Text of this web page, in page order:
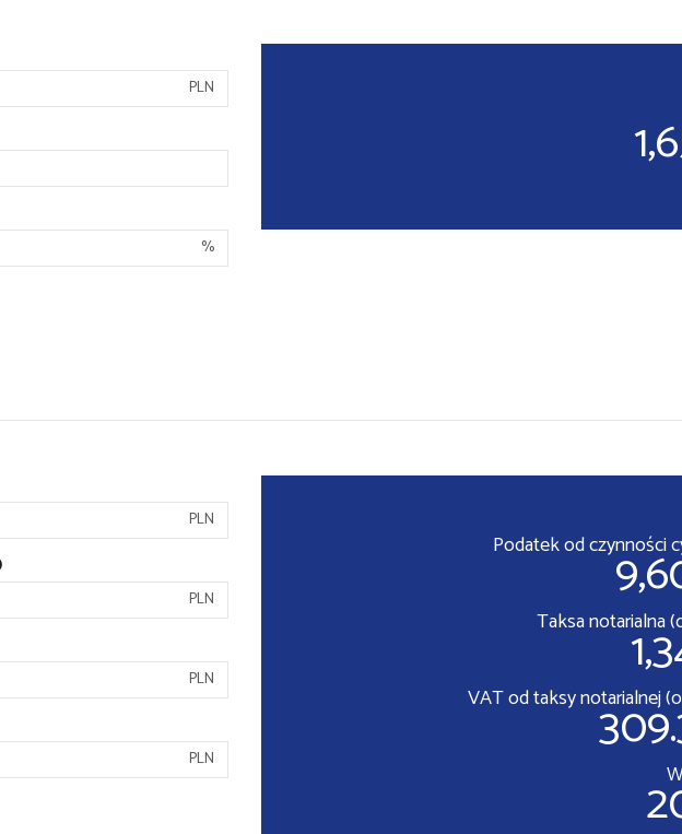
PLN
%
PLN
PLN
PLN
PLN
Podatek od czynności
Taksa notarialna
VAT od taksy notarialnej